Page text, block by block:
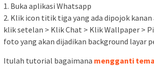
1. Buka aplikasi Whatsapp
2. Klik icon titik tiga yang ada dipojok
klik setelan > Klik Chat > Klik Wallpaper >
foto yang akan dijadikan background layar
Itulah tutorial bagaimana mengganti